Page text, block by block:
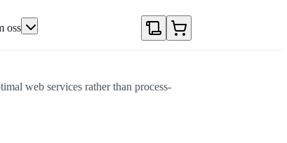
oss
web services rather than process-